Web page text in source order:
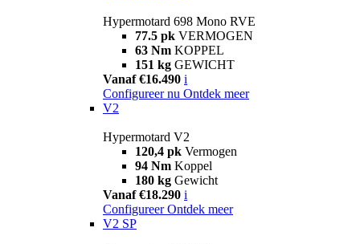
Hypermotard 698 Mono RVE
77.5 pk VERMOGEN
63 Nm KOPPEL
151 kg GEWICHT
Vanaf €16.490 i
Configureer nu Ontdek meer
V2
Hypermotard V2
120,4 pk Vermogen
94 Nm Koppel
180 kg Gewicht
Vanaf €18.290 i
Configureer Ontdek meer
V2 SP